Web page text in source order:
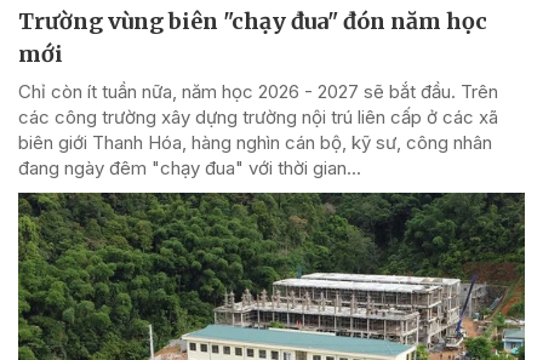
Trường vùng biên "chạy đua" đón năm học
mới
Chỉ còn ít tuần nữa, năm học 2026 - 2027 sẽ bắt đầu. Trên
các công trường xây dựng trường nội trú liên cấp ở các xã
biên giới Thanh Hóa, hàng nghìn cán bộ, kỹ sư, công nhân
đang ngày đêm "chạy đua" với thời gian...